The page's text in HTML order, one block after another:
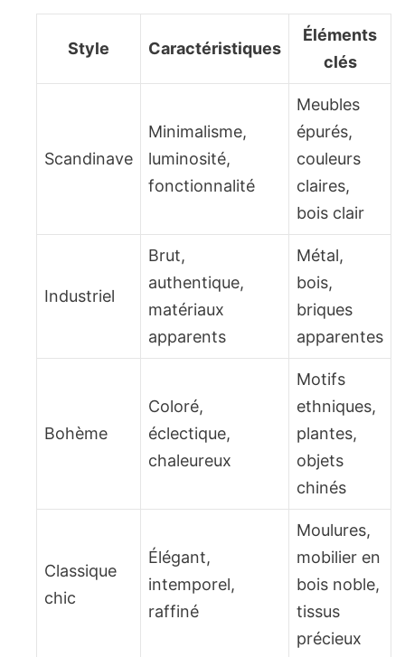
Style Caractéristiques
Éléments
clés
Scandinave
Minimalisme,
luminosité,
fonctionnalité
Meubles
épurés,
couleurs
claires,
bois clair
Industriel
Brut,
authentique,
matériaux
apparents
Métal,
bois,
briques
apparentes
Bohème
Coloré,
éclectique,
chaleureux
Motifs
ethniques,
plantes,
objets
chinés
Classique
chic
Élégant,
intemporel,
raffiné
Moulures,
mobilier en
bois noble,
tissus
précieux